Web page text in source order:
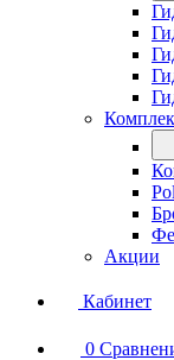
Акции
Кабинет
0